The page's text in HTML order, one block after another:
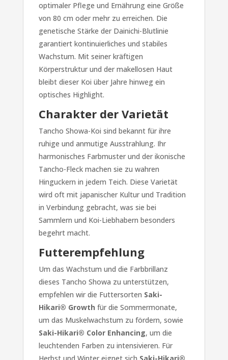
optimaler Pflege und Ernährung eine Größe
von 80 cm oder mehr zu erreichen. Die
genetische Stärke der Dainichi-Blutlinie
garantiert kontinuierliches und stabiles
Wachstum. Mit seiner kräftigen
Körperstruktur und der makellosen Haut
bleibt dieser Koi über Jahre hinweg ein
optisches Highlight.
Charakter der Varietät
Tancho Showa-Koi sind bekannt für ihre
ruhige und anmutige Ausstrahlung. Ihr
harmonisches Farbmuster und der ikonische
Tancho-Fleck machen sie zu wahren
Hinguckern in jedem Teich. Diese Varietät
wird oft mit japanischer Kultur und Tradition
in Verbindung gebracht, was sie bei
Sammlern und Koi-Liebhabern besonders
begehrt macht.
Futterempfehlung
Um das Wachstum und die Farbbrillanz
dieses Tancho Showa zu unterstützen,
empfehlen wir die Futtersorten Saki-
Hikari® Growth für die Sommermonate,
um das Muskelwachstum zu fördern, sowie
Saki-Hikari® Color Enhancing, um die
leuchtenden Farben zu intensivieren. Für